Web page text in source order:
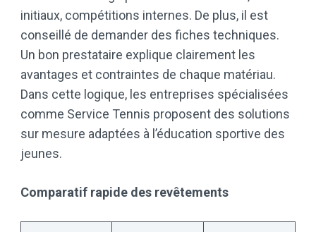
initiaux, compétitions internes. De plus, il est
conseillé de demander des fiches techniques.
Un bon prestataire explique clairement les
avantages et contraintes de chaque matériau.
Dans cette logique, les entreprises spécialisées
comme Service Tennis proposent des solutions
sur mesure adaptées à l’éducation sportive des
jeunes.
Comparatif rapide des revêtements